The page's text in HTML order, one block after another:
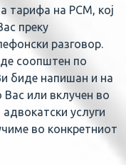
тарифа на РСМ, кој
преку
разговор.
соопштен по
биде напишан и на
Вас или вклучен во
услуги
во конкретниот